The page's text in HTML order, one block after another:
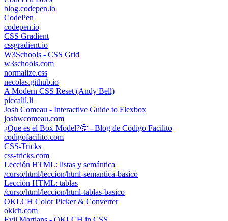
blog.codepen.io
CodePen
codepen.io
CSS Gradient
cssgradient.io
W3Schools - CSS Grid
w3schools.com
normalize.css
necolas.github.io
A Modern CSS Reset (Andy Bell)
piccalil.li
Josh Comeau - Interactive Guide to Flexbox
joshwcomeau.com
¿Que es el Box Model?🤔 - Blog de Código Facilito
codigofacilito.com
CSS-Tricks
css-tricks.com
Lección HTML: listas y semántica
/curso/html/leccion/html-semantica-basico
Lección HTML: tablas
/curso/html/leccion/html-tablas-basico
OKLCH Color Picker & Converter
oklch.com